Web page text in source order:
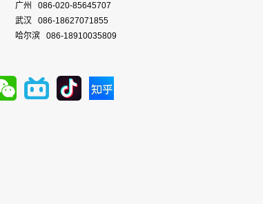
广州 086-020-85645707
武汉 086-18627071855
哈尔滨 086-18910035809